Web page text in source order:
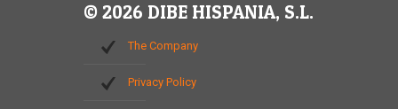
© 2026 DIBE HISPANIA, S.L.
The Company
Privacy Policy